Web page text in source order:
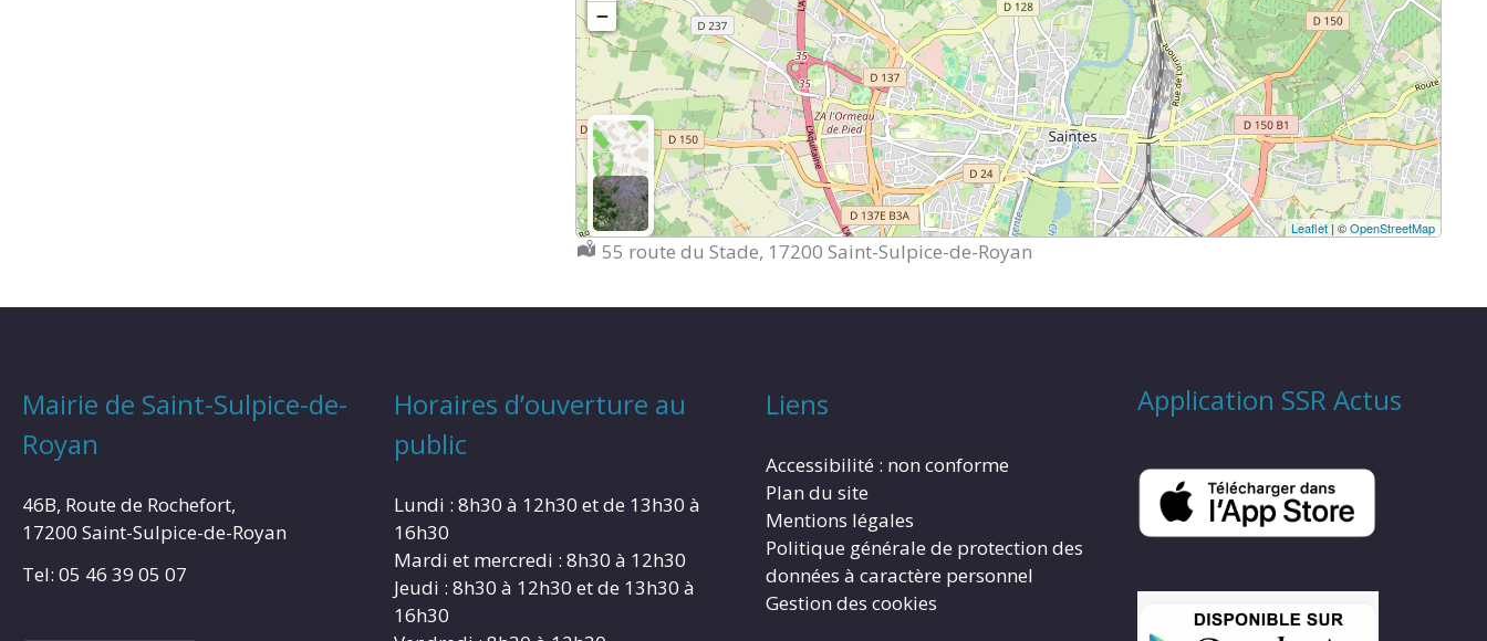
−
Leaflet| ©OpenStreetMap
Localisation :
55 route du Stade, 17200 Saint-Sulpice-de-Royan
Mairie de Saint-Sulpice-de-
Royan
46B, Route de Rochefort,
17200 Saint-Sulpice-de-Royan
Tel: 05 46 39 05 07
Horaires d’ouverture au
public
Lundi : 8h30 à 12h30 et de 13h30 à
16h30
Mardi et mercredi : 8h30 à 12h30
Jeudi : 8h30 à 12h30 et de 13h30 à
16h30
Liens
Accessibilité : non conforme
Plan du site
Mentions légales
Politique générale de protection des
données à caractère personnel
Gestion des cookies
Application SSR Actus